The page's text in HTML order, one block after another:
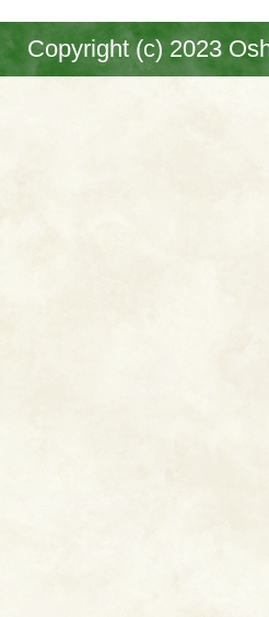
Copyright (c) 2023